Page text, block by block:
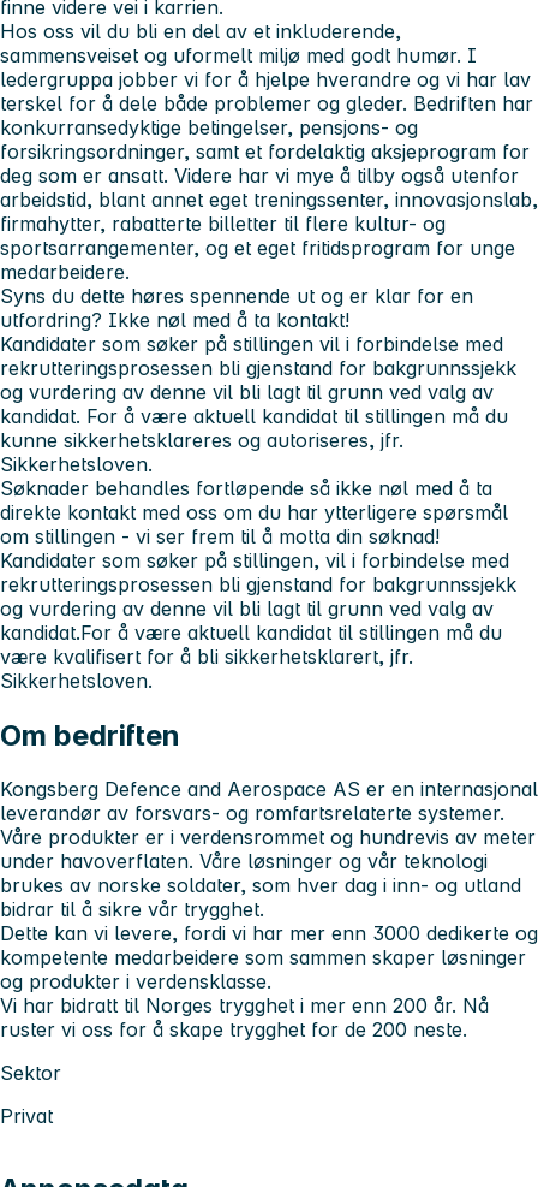
finne videre vei i karrien.
Hos oss vil du bli en del av et inkluderende,
sammensveiset og uformelt miljø med godt humør. I
ledergruppa jobber vi for å hjelpe hverandre og vi har lav
terskel for å dele både problemer og gleder. Bedriften har
konkurransedyktige betingelser, pensjons- og
forsikringsordninger, samt et fordelaktig aksjeprogram for
deg som er ansatt. Videre har vi mye å tilby også utenfor
arbeidstid, blant annet eget treningssenter, innovasjonslab,
firmahytter, rabatterte billetter til flere kultur- og
sportsarrangementer, og et eget fritidsprogram for unge
medarbeidere.
Syns du dette høres spennende ut og er klar for en
utfordring? Ikke nøl med å ta kontakt!
Kandidater som søker på stillingen vil i forbindelse med
rekrutteringsprosessen bli gjenstand for bakgrunnssjekk
og vurdering av denne vil bli lagt til grunn ved valg av
kandidat. For å være aktuell kandidat til stillingen må du
kunne sikkerhetsklareres og autoriseres, jfr.
Sikkerhetsloven.
Søknader behandles fortløpende så ikke nøl med å ta
direkte kontakt med oss om du har ytterligere spørsmål
om stillingen - vi ser frem til å motta din søknad!
Kandidater som søker på stillingen, vil i forbindelse med
rekrutteringsprosessen bli gjenstand for bakgrunnssjekk
og vurdering av denne vil bli lagt til grunn ved valg av
kandidat.For å være aktuell kandidat til stillingen må du
være kvalifisert for å bli sikkerhetsklarert, jfr.
Sikkerhetsloven.
Om bedriften
Kongsberg Defence and Aerospace AS er en internasjonal
leverandør av forsvars- og romfartsrelaterte systemer.
Våre produkter er i verdensrommet og hundrevis av meter
under havoverflaten. Våre løsninger og vår teknologi
brukes av norske soldater, som hver dag i inn- og utland
bidrar til å sikre vår trygghet.
Dette kan vi levere, fordi vi har mer enn 3000 dedikerte og
kompetente medarbeidere som sammen skaper løsninger
og produkter i verdensklasse.
Vi har bidratt til Norges trygghet i mer enn 200 år. Nå
ruster vi oss for å skape trygghet for de 200 neste.
Sektor
Privat